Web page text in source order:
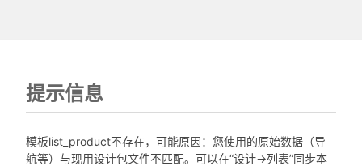
提示信息
模板list_product不存在，可能原因：您使用的原始数据（导
航等）与现用设计包文件不匹配。可以在“设计->列表”同步本